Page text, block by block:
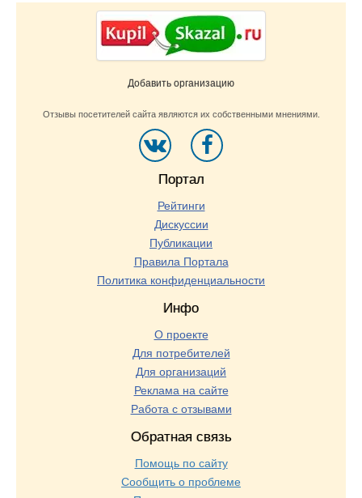
Добавить организацию
Отзывы посетителей сайта являются их собственными мнениями.
Портал
Рейтинги
Дискуссии
Публикации
Правила Портала
Политика конфиденциальности
Инфо
О проекте
Для потребителей
Для организаций
Реклама на сайте
Работа с отзывами
Обратная связь
Помощь по сайту
Сообщить о проблеме